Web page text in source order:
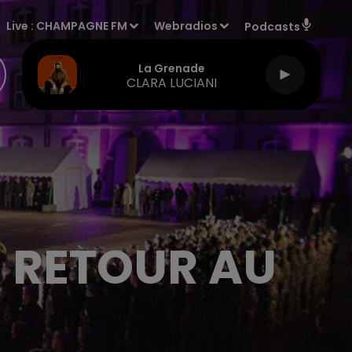
Live : CHAMPAGNE FM Webradios Podcasts
La Grenade
CLARA LUCIANI
AU